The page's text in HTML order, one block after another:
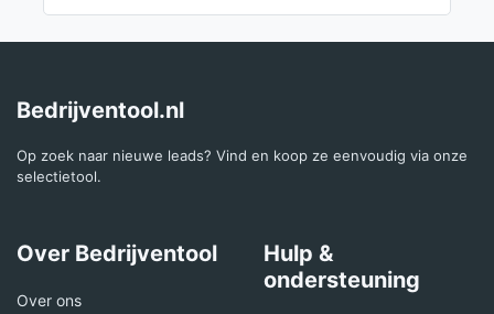
Bedrijventool.nl
Op zoek naar nieuwe leads? Vind en koop ze eenvoudig via onze
selectietool.
Over Bedrijventool
Over ons
Hulp &
ondersteuning